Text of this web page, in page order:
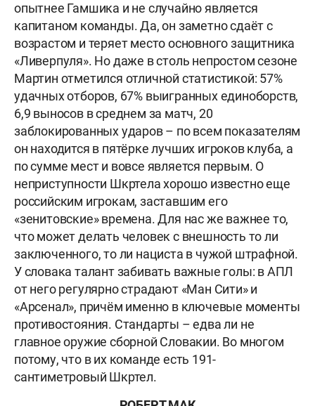
опытнее Гамшика и не случайно является
капитаном команды. Да, он заметно сдаёт с
возрастом и теряет место основного защитника
«Ливерпуля». Но даже в столь непростом сезоне
Мартин отметился отличной статистикой: 57%
удачных отборов, 67% выигранных единоборств,
6,9 выносов в среднем за матч, 20
заблокированных ударов – по всем показателям
он находится в пятёрке лучших игроков клуба, а
по сумме мест и вовсе является первым. О
неприступности Шкртела хорошо известно еще
российским игрокам, заставшим его
«зенитовские» времена. Для нас же важнее то,
что может делать человек с внешность то ли
заключенного, то ли нациста в чужой штрафной.
У словака талант забивать важные голы: в АПЛ
от него регулярно страдают «Ман Сити» и
«Арсенал», причём именно в ключевые моменты
противостояния. Стандарты – едва ли не
главное оружие сборной Словакии. Во многом
потому, что в их команде есть 191-
сантиметровый Шкртел.